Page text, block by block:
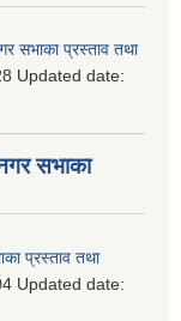
सभाका प्रस्ताव तथा
Updated date:
सभाका
प्रस्ताव तथा
Updated date: